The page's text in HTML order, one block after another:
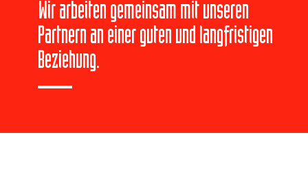
Wir arbeiten gemeinsam mit unseren
Partnern an einer guten und langfristigen
Beziehung.